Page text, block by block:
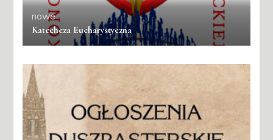
nowe
Katecheza Eucharystyczna